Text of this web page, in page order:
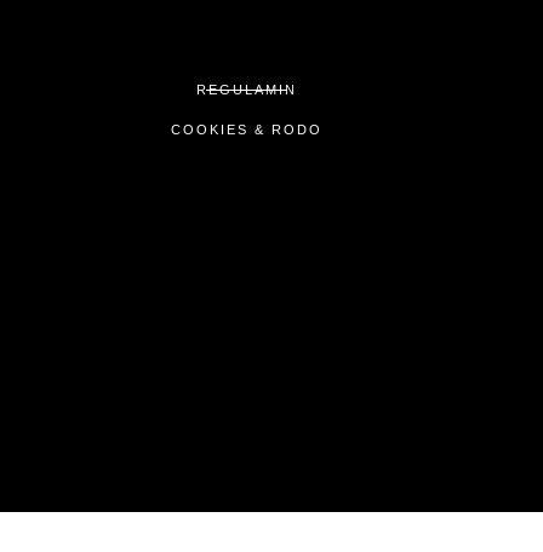
REGULAMIN
COOKIES & RODO